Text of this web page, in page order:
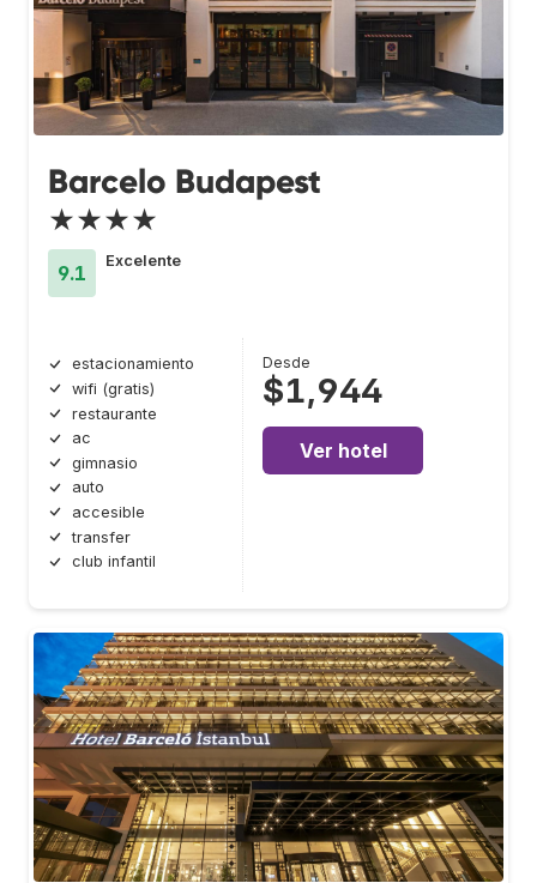
Barcelo Budapest
★★★★
9.1
Excelente
estacionamiento
wifi (gratis)
restaurante
ac
gimnasio
auto
accesible
transfer
club infantil
Desde
$1,944
Ver hotel